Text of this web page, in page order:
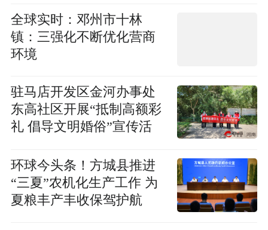
全球实时：邓州市十林
镇：三强化不断优化营商
环境
驻马店开发区金河办事处
东高社区开展“抵制高额彩
礼 倡导文明婚俗”宣传活
环球今头条！​方城县推进
“三夏”农机化生产工作 为
夏粮丰产丰收保驾护航